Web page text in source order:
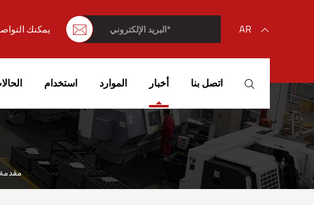
يمكنك  AR 
English
français
Deutsch
Español
italiano
استخدام الموارد أخبار اتصل بنا 